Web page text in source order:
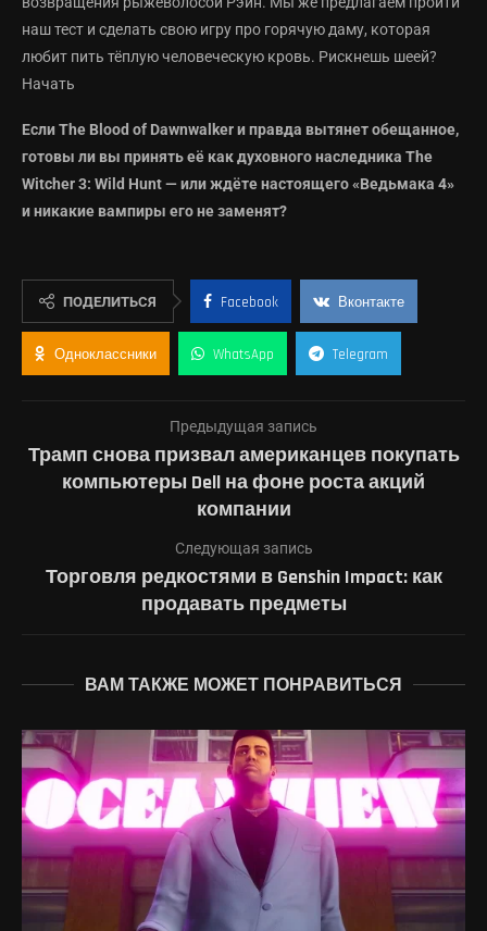
наш тест и сделать свою игру про горячую даму, которая
любит пить тёплую человеческую кровь. Рискнешь шеей?
Начать
Если The Blood of Dawnwalker и правда вытянет обещанное,
готовы ли вы принять её как духовного наследника The
Witcher 3: Wild Hunt — или ждёте настоящего «Ведьмака 4»
и никакие вампиры его не заменят?
ПОДЕЛИТЬСЯ Facebook Вконтакте
Одноклассники WhatsApp Telegram
Предыдущая запись
Трамп снова призвал американцев покупать
компьютеры Dell на фоне роста акций
компании
Следующая запись
Торговля редкостями в Genshin Impact: как
продавать предметы
ВАМ ТАКЖЕ МОЖЕТ ПОНРАВИТЬСЯ